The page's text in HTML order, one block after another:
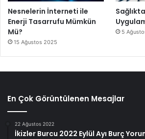
Nesnelerin İnterneti ile
Enerji Tasarrufu Mümkün
Mü?
15 Ağustos 2025
5
En Çok Görüntülenen Mesajlar
22 Ağustos 2022
İkizler Burcu 2022 Eylül Ayı Burç